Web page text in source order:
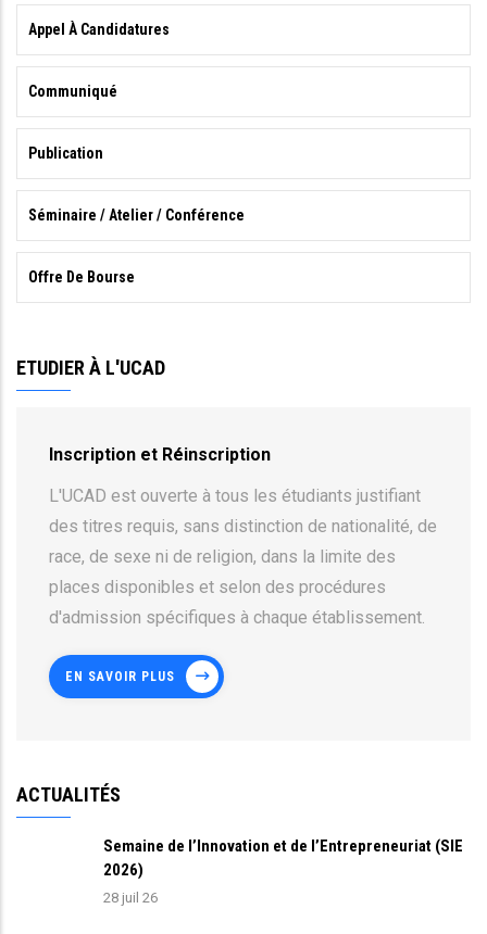
Appel À Candidatures
Communiqué
Publication
Séminaire / Atelier / Conférence
Offre De Bourse
ETUDIER À L'UCAD
Inscription et Réinscription
L'UCAD est ouverte à tous les étudiants justifiant
des titres requis, sans distinction de nationalité, de
race, de sexe ni de religion, dans la limite des
places disponibles et selon des procédures
d'admission spécifiques à chaque établissement.
EN SAVOIR PLUS
ACTUALITÉS
Semaine de l’Innovation et de l’Entrepreneuriat (SIE
2026)
28 juil 26